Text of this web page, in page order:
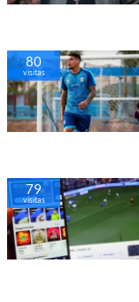
80
visitas
79
visitas